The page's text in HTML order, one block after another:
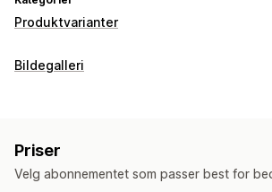
Produktvarianter
Tilpasning
Bildegalleri
Priser
Velg abonnementet som passer best for